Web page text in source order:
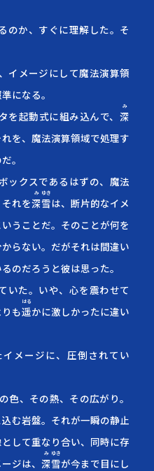
のか、すぐに理解した。そ
イメージにして魔法演算領
になる。
を起動式に組み込んで、 深
み
れを、魔法演算領域で処理す
。
ックスであるはずの、魔法
れを深
み
雪
ゆき
は、断片的なイメ
うことだ。そのことが何を
らない。だがそれは間違い
のだろうと彼は思った。
いた。いや、心を震わせて
も遥
はる
かに激しかったに違い
メージに、圧倒されてい
色、その熱、その広がり。
む岩盤。それが一瞬の静止
して重なり合い、同時に存
ジは、 深
み
雪
ゆき
が今まで目にし